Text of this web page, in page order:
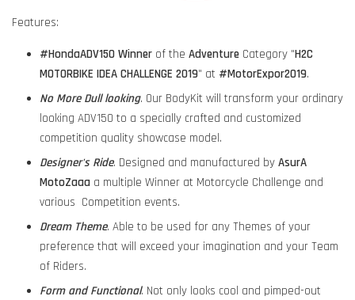
Features:
#HondaADV150 Winner of the Adventure Category "H2C
MOTORBIKE IDEA CHALLENGE 2019" at #MotorExpor2019.
No More Dull looking. Our BodyKit will transform your ordinary
looking ADV150 to a specially crafted and customized
competition quality showcase model.
Designer's Ride. Designed and manufactured by AsurA
MotoZaaa a multiple Winner at Motorcycle Challenge and
various Competition events.
Dream Theme. Able to be used for any Themes of your
preference that will exceed your imagination and your Team
of Riders.
Form and Functional. Not only looks cool and pimped-out